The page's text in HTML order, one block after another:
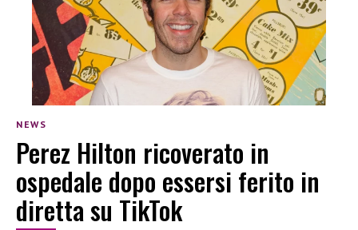
NEWS
Perez Hilton ricoverato in
ospedale dopo essersi ferito in
diretta su TikTok